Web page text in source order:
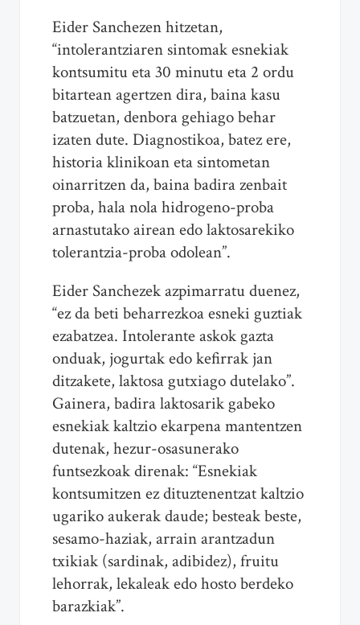
Eider Sanchezen hitzetan,
“intolerantziaren sintomak esnekiak
kontsumitu eta 30 minutu eta 2 ordu
bitartean agertzen dira, baina kasu
batzuetan, denbora gehiago behar
izaten dute. Diagnostikoa, batez ere,
historia klinikoan eta sintometan
oinarritzen da, baina badira zenbait
proba, hala nola hidrogeno-proba
arnastutako airean edo laktosarekiko
tolerantzia-proba odolean”.
Eider Sanchezek azpimarratu duenez,
“ez da beti beharrezkoa esneki guztiak
ezabatzea. Intolerante askok gazta
onduak, jogurtak edo kefirrak jan
ditzakete, laktosa gutxiago dutelako”.
Gainera, badira laktosarik gabeko
esnekiak kaltzio ekarpena mantentzen
dutenak, hezur-osasunerako
funtsezkoak direnak: “Esnekiak
kontsumitzen ez dituztenentzat kaltzio
ugariko aukerak daude; besteak beste,
sesamo-haziak, arrain arantzadun
txikiak (sardinak, adibidez), fruitu
lehorrak, lekaleak edo hosto berdeko
barazkiak”.